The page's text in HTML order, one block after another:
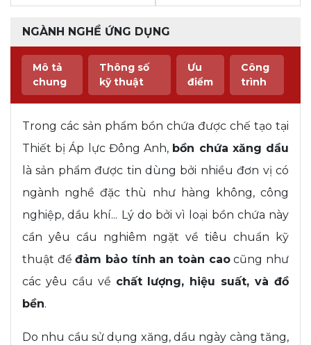
NGÀNH NGHỀ ỨNG DỤNG
Mô tả
chung
Thông số
kỹ thuật
Ưu
điểm
Công
trình
Trong các sản phẩm bồn chứa được chế tạo tại
Thiết bị Áp lực Đông Anh, bồn chứa xăng dầu
là sản phẩm được tin dùng bởi nhiều đơn vị có
ngành nghề đặc thù như hàng không, công
nghiệp, dầu khí... Lý do bởi vì loại bồn chứa này
cần yêu cầu nghiêm ngặt về tiêu chuẩn kỹ
thuật đểđảm bảo tính an toàn caocũng như
các yêu cầu về chất lượng, hiệu suất, và đồ
bền.
Do nhu cầu sử dụng xăng, dầu ngày càng tăng,